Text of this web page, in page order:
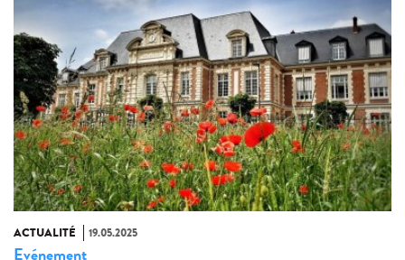
ACTUALITÉ 19.05.2025
Evénement